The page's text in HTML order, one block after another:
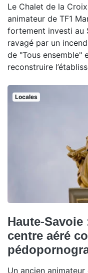
Le Chalet de la
animateur de TF1
fortement investi au
ravagé par un
de "Tous ensemble"
reconstruire
Locales
Haute-
centre aéré
Un ancien